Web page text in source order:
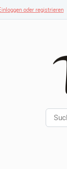
oder registrieren